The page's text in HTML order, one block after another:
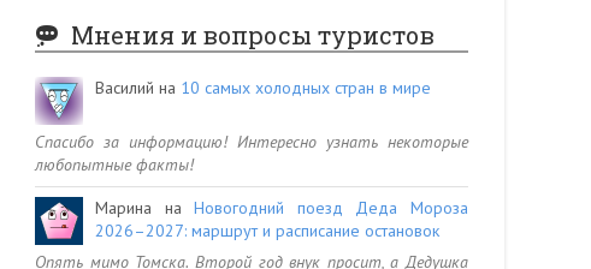
Мнения и вопросы туристов
Василий на 10 самых холодных стран в мире
Спасибо за информацию! Интересно узнать некоторые
любопытные факты!
Марина наНовогодний поезд Деда Мороза
2026–2027: маршрут и расписание остановок
Опять мимо Томска. Второй год внук просит, а Дедушка